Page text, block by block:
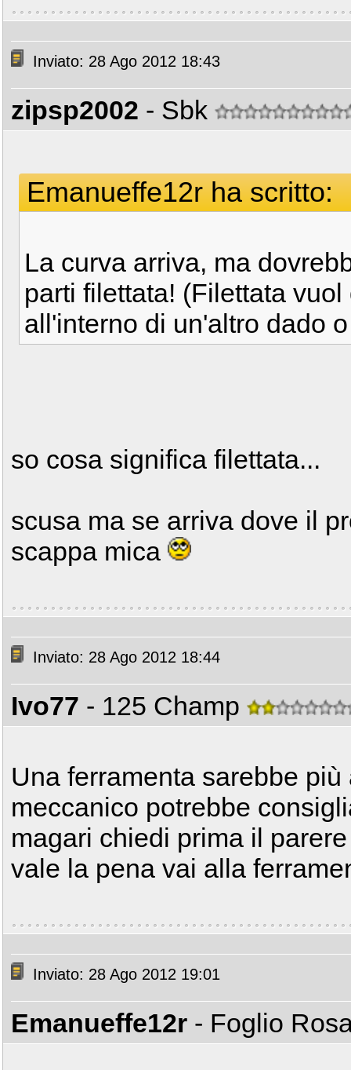
Inviato: 28 Ago 2012 18:43
zipsp2002 - Sbk
Emanueffe12r ha scritto:
La curva arriva, ma
parti filettata! (Filettata
all'interno di un'altro dado
so cosa significa filettata...
scusa ma se arriva dove il
scappa mica
Inviato: 28 Ago 2012 18:44
Ivo77 - 125 Champ
Una ferramenta sarebbe
meccanico potrebbe
magari chiedi prima il
vale la pena vai alla
Inviato: 28 Ago 2012 19:01
Emanueffe12r - Foglio